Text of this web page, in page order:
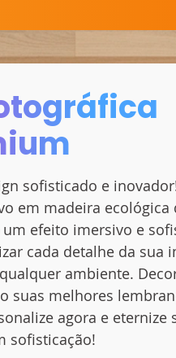
sofisticado e
em madeira ecológica
efeito imersivo e
cada detalhe da sua
ambiente.
suas melhores
agora e eternize
sofisticação!